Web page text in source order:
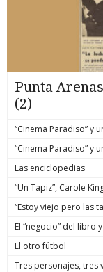
Punta
(2)
“Cinema Paradiso” y
“Cinema Paradiso” y
Las enciclopedias
“Un Tapiz”, Carole
“Estoy viejo pero las
El “negocio” del libro
El otro fútbol
Tres personajes, tres